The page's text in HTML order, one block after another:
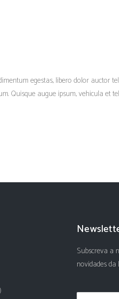
egestas, libero dolor auctor
Quisque augue ipsum, vehicula et
Subscreva a
novidades da